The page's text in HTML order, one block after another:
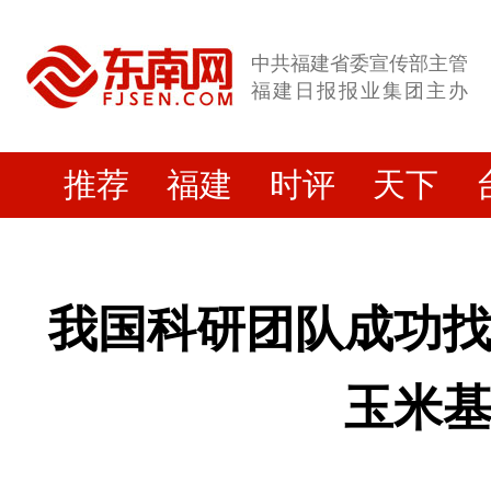
中共福建省委宣传部主管
福建日报报业集团主办
推荐 福建 时评 天下
我国科研团队成功
玉米